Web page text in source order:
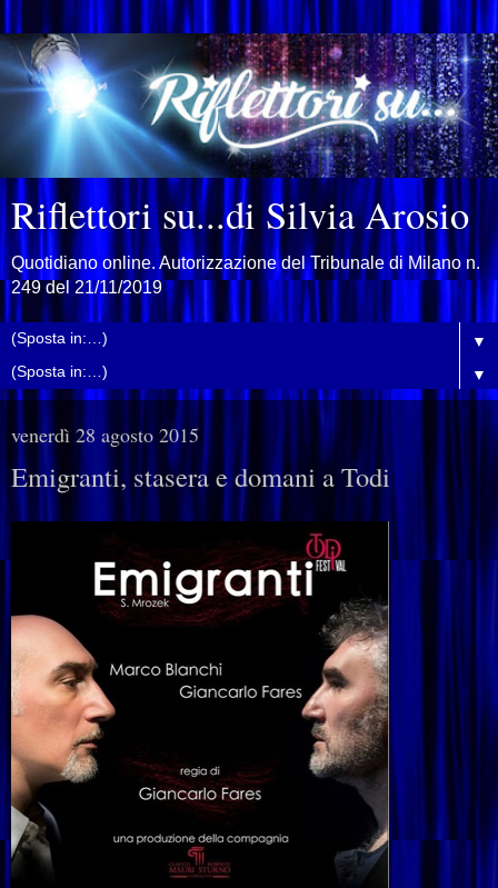
Riflettori su...di Silvia Arosio
Quotidiano online. Autorizzazione del Tribunale di Milano n.
249 del 21/11/2019
▼
▼
venerdì 28 agosto 2015
Emigranti, stasera e domani a Todi